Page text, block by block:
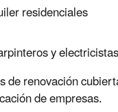
residenciales
y
renovación
de empresas.